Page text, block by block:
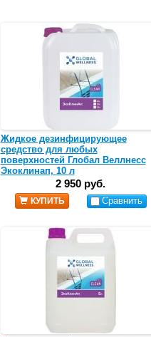
Жидкое дезинфицирующее
средство для любых
поверхностей Глобал Веллнесс
Экоклинап, 10 л
2 950 руб.
КУПИТЬ Сравнить